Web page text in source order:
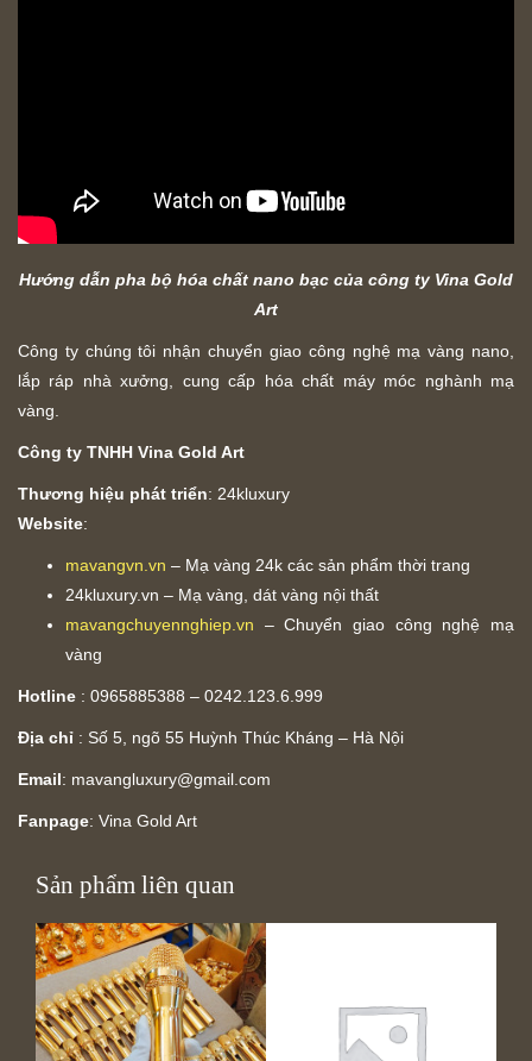
Hướng dẫn pha bộ hóa chất nano bạc của công ty Vina Gold
Art
Công ty chúng tôi nhận chuyển giao công nghệ mạ vàng nano,
lắp ráp nhà xưởng, cung cấp hóa chất máy móc nghành mạ
vàng.
Công ty TNHH Vina Gold Art
Thương hiệu phát triển: 24kluxury
Website:
mavangvn.vn – Mạ vàng 24k các sản phẩm thời trang
24kluxury.vn – Mạ vàng, dát vàng nội thất
mavangchuyennghiep.vn – Chuyển giao công nghệ mạ
vàng
Hotline : 0965885388 – 0242.123.6.999
Địa chỉ : Số 5, ngõ 55 Huỳnh Thúc Kháng – Hà Nội
Email: mavangluxury@gmail.com
Fanpage: Vina Gold Art
Sản phẩm liên quan